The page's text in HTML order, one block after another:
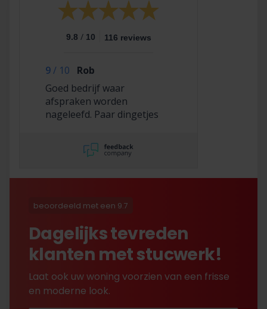
9.8 / 10 116 reviews
9/ 10
Rob
Goed bedrijf waar
afspraken worden
nageleefd. Paar dingetjes
korting gekregen. Duurde
lang eer ik de sleutel
met excuses , maar na
is alles toch na
beoordeeld met een 9.7
Dagelijks tevreden
klanten met stucwerk!
Laat ook uw woning voorzien van een frisse
en moderne look.